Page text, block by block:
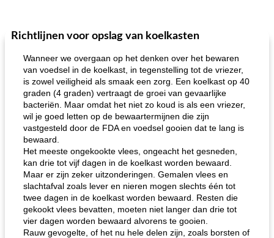
Richtlijnen voor opslag van koelkasten
Wanneer we overgaan op het denken over het bewaren
van voedsel in de koelkast, in tegenstelling tot de vriezer,
is zowel veiligheid als smaak een zorg. Een koelkast op 40
graden (4 graden) vertraagt ​​de groei van gevaarlijke
bacteriën. Maar omdat het niet zo koud is als een vriezer,
wil je goed letten op de bewaartermijnen die zijn
vastgesteld door de FDA en voedsel gooien dat te lang is
bewaard.
Het meeste ongekookte vlees, ongeacht het gesneden,
kan drie tot vijf dagen in de koelkast worden bewaard.
Maar er zijn zeker uitzonderingen. Gemalen vlees en
slachtafval zoals lever en nieren mogen slechts één tot
twee dagen in de koelkast worden bewaard. Resten die
gekookt vlees bevatten, moeten niet langer dan drie tot
vier dagen worden bewaard alvorens te gooien.
Rauw gevogelte, of het nu hele delen zijn, zoals borsten of